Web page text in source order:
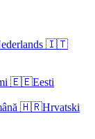
🇮🇹
🇪🇪Eesti
🇭🇷Hrvatski